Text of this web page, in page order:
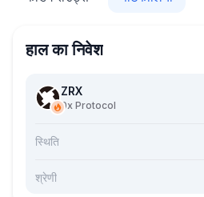
हाल का निवेश
ZRX
0x Protocol
स्थिति
श्रेणी